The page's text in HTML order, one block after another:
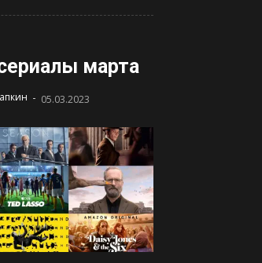
марта
- 05.03.2023